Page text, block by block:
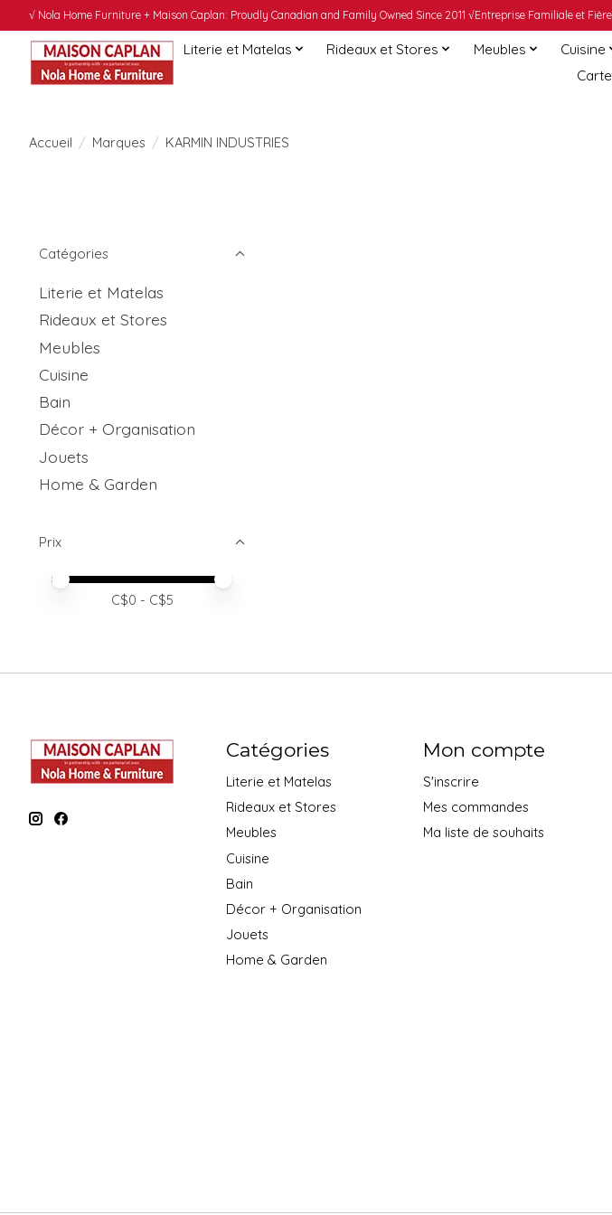
√ Nola Home Furniture + Maison Caplan: Proudly Canadian and Family Owned Since 2011 √Entreprise Familiale et
Literie et Matelas Rideaux et Stores Meubles Cuisine
Accueil / Marques / KARMIN INDUSTRIES
Catégories
Literie et Matelas
Rideaux et Stores
Meubles
Cuisine
Bain
Décor + Organisation
Jouets
Home & Garden
Prix
Prix minimum
Price maximum value
C$0 - C$5
Catégories
Literie et Matelas
Rideaux et Stores
Meubles
Cuisine
Bain
Décor + Organisation
Jouets
Home & Garden
Mon compte
S'inscrire
Mes commandes
Ma liste de souhaits